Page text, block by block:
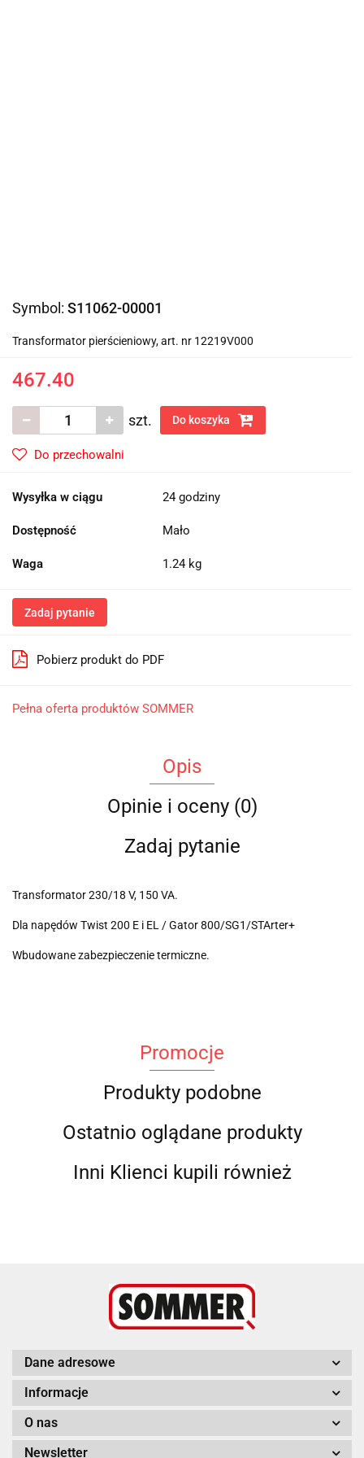
Symbol: S11062-00001
Transformator pierścieniowy, art. nr 12219V000
467.40
szt. Do koszyka
Do przechowalni
Wysyłka w ciągu 24 godziny
Dostępność Mało
Waga 1.24 kg
Zadaj pytanie
Pobierz produkt do PDF
Pełna oferta produktów SOMMER
Opis
Opinie i oceny (0)
Zadaj pytanie
Transformator 230/18 V, 150 VA.
Dla napędów Twist 200 E i EL / Gator 800/SG1/STArter+
Wbudowane zabezpieczenie termiczne.
Promocje
Produkty podobne
Ostatnio oglądane produkty
Inni Klienci kupili również
Dane adresowe
Informacje
O nas
Newsletter